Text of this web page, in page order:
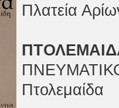
Πλατεία
Πτολεμαίδα